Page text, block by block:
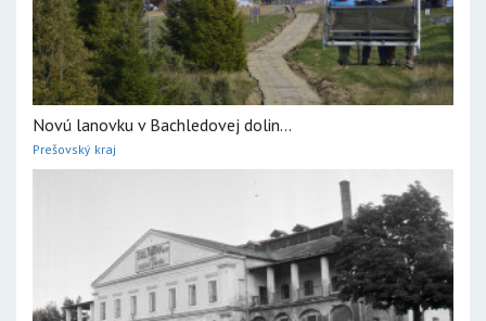
Novú lanovku v Bachledovej dolin...
Prešovský kraj